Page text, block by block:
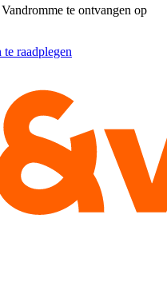
te ontvangen op
raadplegen